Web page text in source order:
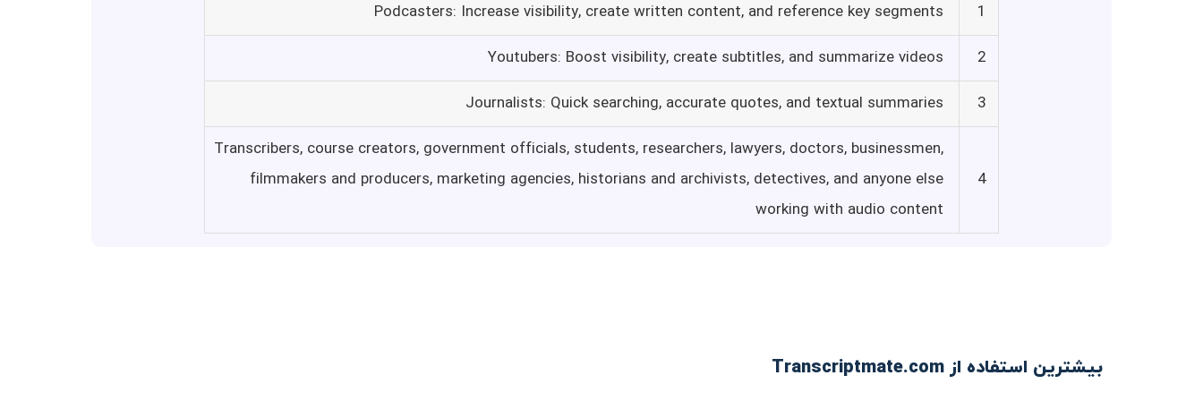
1
Podcasters: Increase visibility, create written content, and reference key segments
2
Youtubers: Boost visibility, create subtitles, and summarize videos
3
Journalists: Quick searching, accurate quotes, and textual summaries
4
Transcribers, course creators, government officials, students, researchers, lawyers, doctors, businessmen,
filmmakers and producers, marketing agencies, historians and archivists, detectives, and anyone else
working with audio content
بیشترین استفاده از Transcriptmate.com